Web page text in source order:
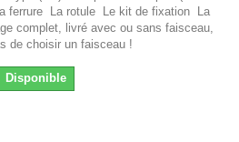
ferrure La rotule Le kit de fixation La
complet, livré avec ou sans faisceau,
de choisir un faisceau !
Disponible